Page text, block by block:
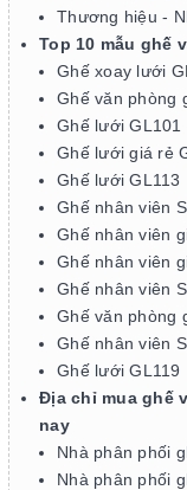
Thương hiệu -
Top 10 mẫu ghế
Ghế xoay lưới
Ghế văn phòng
Ghế lưới GL101
Ghế lưới giá rẻ
Ghế lưới GL113
Ghế nhân viên
Ghế nhân viên
Ghế nhân viên
Ghế nhân viên
Ghế văn phòng
Ghế nhân viên
Ghế lưới GL119
Địa chỉ mua ghế
nay
Nhà phân phối
Nhà phân phối